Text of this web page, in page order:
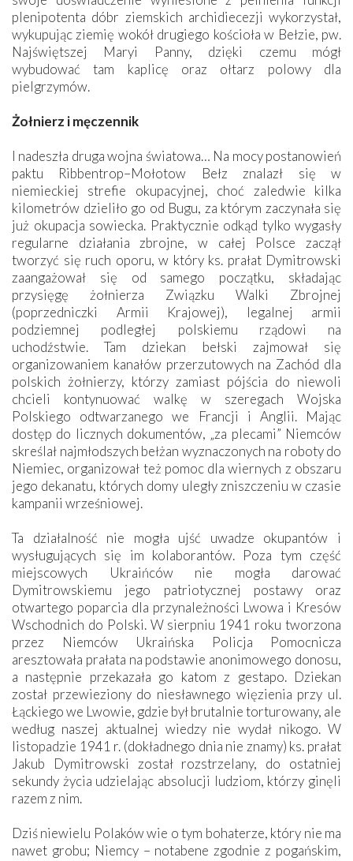
plenipotenta dóbr ziemskich archidiecezji wykorzystał,
wykupując ziemię wokół drugiego kościoła w Bełzie, pw.
Najświętszej Maryi Panny, dzięki czemu mógł
wybudować tam kaplicę oraz ołtarz polowy dla
pielgrzymów.
Żołnierz i męczennik
I nadeszła druga wojna światowa… Na mocy postanowień
paktu Ribbentrop–Mołotow Bełz znalazł się w
niemieckiej strefie okupacyjnej, choć zaledwie kilka
kilometrów dzieliło go od Bugu, za którym zaczynała się
już okupacja sowiecka. Praktycznie odkąd tylko wygasły
regularne działania zbrojne, w całej Polsce zaczął
tworzyć się ruch oporu, w który ks. prałat Dymitrowski
zaangażował się od samego początku, składając
przysięgę żołnierza Związku Walki Zbrojnej
(poprzedniczki Armii Krajowej), legalnej armii
podziemnej podległej polskiemu rządowi na
uchodźstwie. Tam dziekan bełski zajmował się
organizowaniem kanałów przerzutowych na Zachód dla
polskich żołnierzy, którzy zamiast pójścia do niewoli
chcieli kontynuować walkę w szeregach Wojska
Polskiego odtwarzanego we Francji i Anglii. Mając
dostęp do licznych dokumentów, „za plecami” Niemców
skreślał najmłodszych bełżan wyznaczonych na roboty do
Niemiec, organizował też pomoc dla wiernych z obszaru
jego dekanatu, których domy uległy zniszczeniu w czasie
kampanii wrześniowej.
Ta działalność nie mogła ujść uwadze okupantów i
wysługujących się im kolaborantów. Poza tym część
miejscowych Ukraińców nie mogła darować
Dymitrowskiemu jego patriotycznej postawy oraz
otwartego poparcia dla przynależności Lwowa i Kresów
Wschodnich do Polski. W sierpniu 1941 roku tworzona
przez Niemców Ukraińska Policja Pomocnicza
aresztowała prałata na podstawie anonimowego donosu,
a następnie przekazała go katom z gestapo. Dziekan
został przewieziony do niesławnego więzienia przy ul.
Łąckiego we Lwowie, gdzie był brutalnie torturowany, ale
według naszej aktualnej wiedzy nie wydał nikogo. W
listopadzie 1941 r. (dokładnego dnia nie znamy) ks. prałat
Jakub Dymitrowski został rozstrzelany, do ostatniej
sekundy życia udzielając absolucji ludziom, którzy ginęli
razem z nim.
Dziś niewielu Polaków wie o tym bohaterze, który nie ma
nawet grobu; Niemcy – notabene zgodnie z pogańskim,